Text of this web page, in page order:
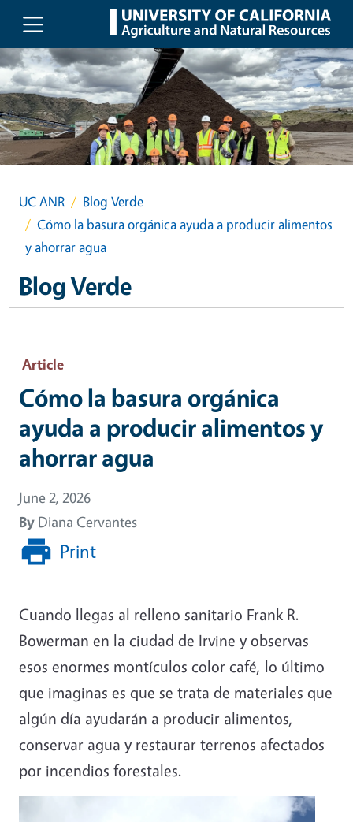
Skip to main content
UC ANR
Blog Verde
Cómo la basura orgánica ayuda a producir alimentos
y ahorrar agua
Blog Verde
Article
Cómo la basura orgánica
ayuda a producir alimentos y
ahorrar agua
June 2, 2026
By Diana Cervantes
Print
Cuando llegas al relleno sanitario Frank R.
Bowerman en la ciudad de Irvine y observas
esos enormes montículos color café, lo último
que imaginas es que se trata de materiales que
algún día ayudarán a producir alimentos,
conservar agua y restaurar terrenos afectados
por incendios forestales.